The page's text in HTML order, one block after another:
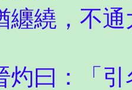
纏繞，不
灼曰：「